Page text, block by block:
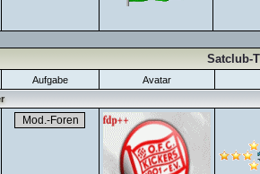
Satclub-
Aufgabe
Avatar